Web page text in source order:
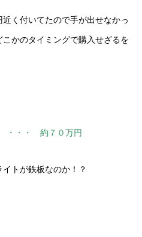
付いてたので手が出せなかっ
かのタイミングで購入せざるを
・・・ 約７０万円
トが鉄板なのか！？